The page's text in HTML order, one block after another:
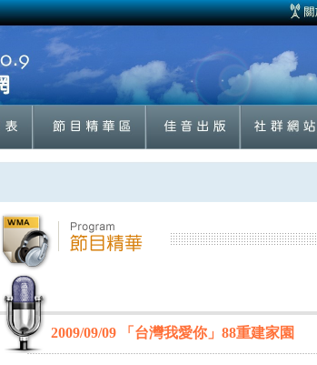
2009/09/09 「台灣我愛你」88重建家園